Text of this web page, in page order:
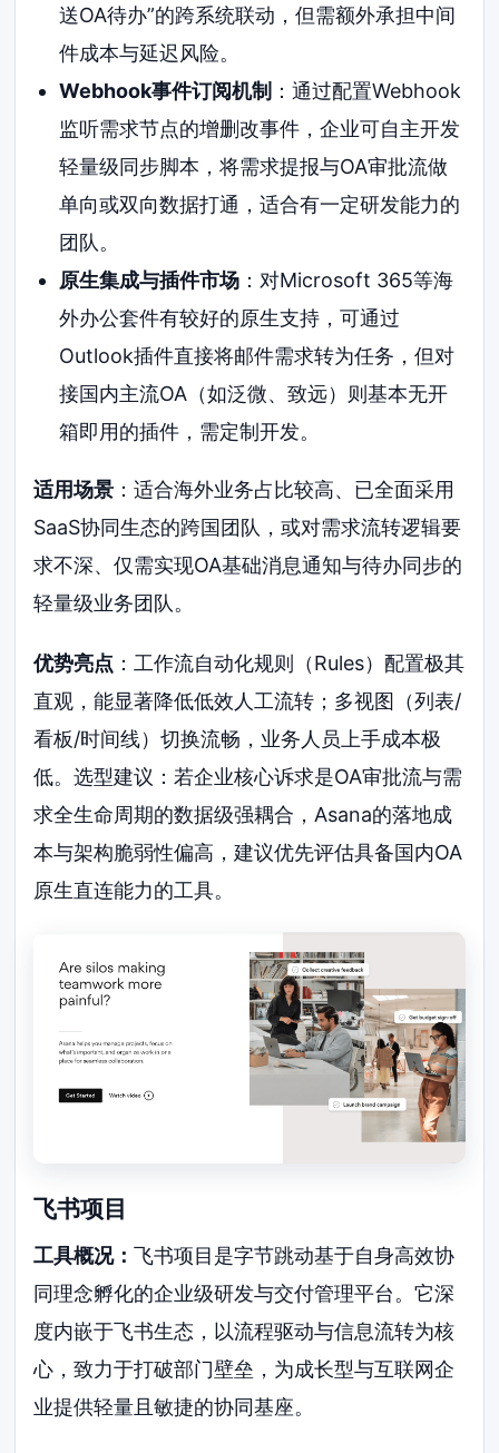
送OA待办”的跨系统联动，但需额外承担中间
件成本与延迟风险。
Webhook事件订阅机制 ：通过配置Webhook
监听需求节点的增删改事件，企业可自主开发
轻量级同步脚本，将需求提报与OA审批流做
单向或双向数据打通，适合有一定研发能力的
团队。
原生集成与插件市场：对Microsoft 365等海
外办公套件有较好的原生支持，可通过
Outlook插件直接将邮件需求转为任务，但对
接国内主流OA（如泛微、致远）则基本无开
箱即用的插件，需定制开发。
适用场景 ：适合海外业务占比较高、已全面采用
SaaS协同生态的跨国团队，或对需求流转逻辑要
求不深、仅需实现OA基础消息通知与待办同步的
轻量级业务团队。
优势亮点 ：工作流自动化规则（Rules）配置极其
直观，能显著降低低效人工流转；多视图（列表/
看板/时间线）切换流畅，业务人员上手成本极
低。选型建议：若企业核心诉求是OA审批流与需
求全生命周期的数据级强耦合，Asana的落地成
本与架构脆弱性偏高，建议优先评估具备国内OA
原生直连能力的工具。
飞书项目
工具概况：飞书项目是字节跳动基于自身高效协
同理念孵化的企业级研发与交付管理平台。它深
度内嵌于飞书生态，以流程驱动与信息流转为核
心，致力于打破部门壁垒，为成长型与互联网企
业提供轻量且敏捷的协同基座。